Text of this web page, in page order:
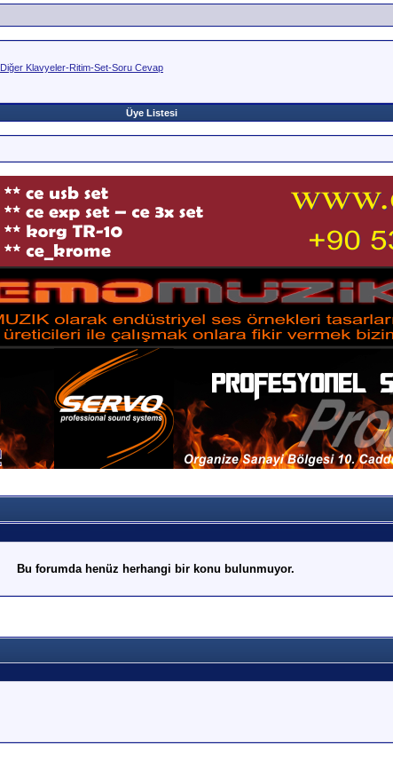
Diğer Klavyeler-Ritim-Set-Soru Cevap
Üye Listesi
Bu forumda henüz herhangi bir konu bulunmuyor.